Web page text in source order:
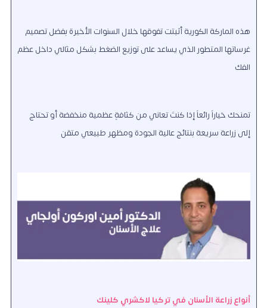
هذه الماركة الكورية أثبتت تفوقها خلال السنوات الأخيرة بفضل تصميم
غرساتها المتطور الذي يساعد على توزيع الضغط بشكل مثالي داخل عظم
الفك
تمنحك خياراً رائعاً إذا كنتَ تعاني من كثافةٍ عظمية منخفضة أو تحتاج
إلى زراعة سريعة بنتائج عالية الجودة ومظهر طبيعي متقن
أنواع زراعة الأسنان في تركيا لاكشري كلينك